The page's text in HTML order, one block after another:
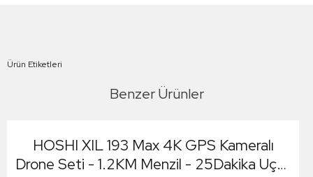
Ürün Etiketleri
Benzer Ürünler
HOSHI XIL 193 Max 4K GPS Kameralı
Drone Seti - 1.2KM Menzil - 25Dakika Uçuş